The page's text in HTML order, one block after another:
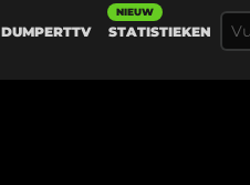
DUMPERTTV STATISTIEKEN
NIEUW